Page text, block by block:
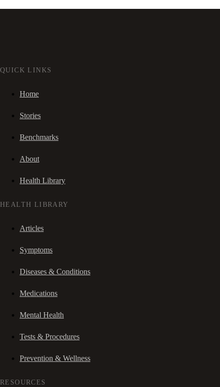
QUICK LINKS
Home
Stories
Benchmarks
About
Health Library
HEALTH LIBRARY
Articles
Symptoms
Diseases & Conditions
Medications
Mental Health
Tests & Procedures
Prevention & Wellness
RESOURCES